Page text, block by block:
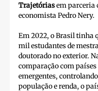
Trajetórias em parceria
economista Pedro Nery.
Em 2022, o Brasil tinha
mil estudantes de
doutorado no exterior.
comparação com países
emergentes,
população e renda, o